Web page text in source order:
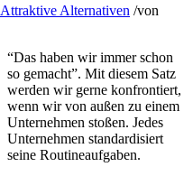
Attraktive Alternativen /von
“Das haben wir immer schon
so gemacht”. Mit diesem Satz
werden wir gerne konfrontiert,
wenn wir von außen zu einem
Unternehmen stoßen. Jedes
Unternehmen standardisiert
seine Routineaufgaben.